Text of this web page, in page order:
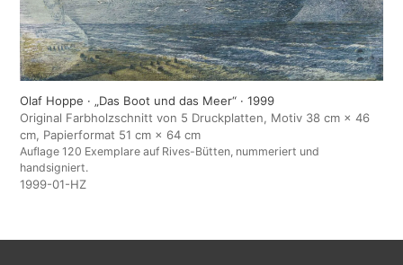
Olaf Hoppe · „Das Boot und das Meer“ · 1999
Original Farbholzschnitt von 5 Druckplatten, Motiv 38 cm × 46
cm, Papierformat 51 cm × 64 cm
Auflage 120 Exemplare auf Rives-Bütten, nummeriert und
handsigniert.
1999-01-HZ